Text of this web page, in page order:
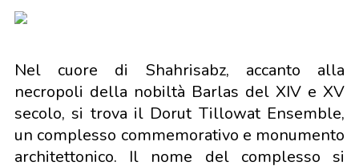
Nel cuore di Shahrisabz, accanto alla
necropoli della nobiltà Barlas del XIV e XV
secolo, si trova il Dorut Tillowat Ensemble,
un complesso commemorativo e monumento
architettonico. Il nome del complesso si